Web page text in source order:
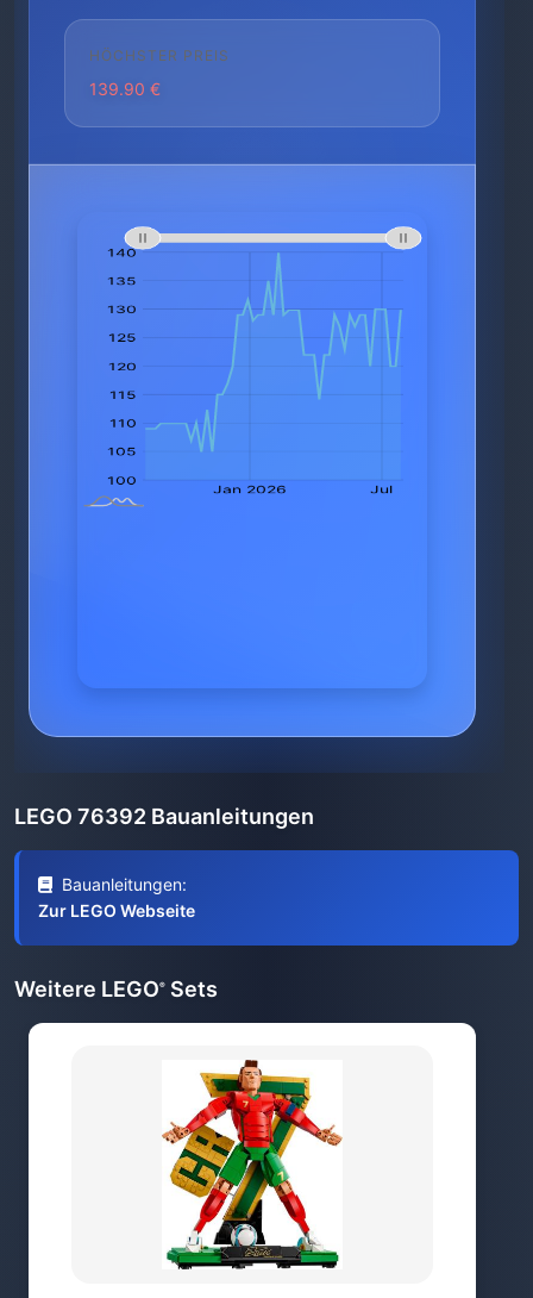
HÖCHSTER PREIS
139.90 €
LEGO 76392 Bauanleitungen
Bauanleitungen:
Zur LEGO Webseite
Weitere LEGO® Sets